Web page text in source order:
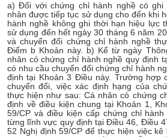
a) Đối với chứng chỉ hành nghề có
nhân được tiếp tục sử dụng cho đến khi
hành nghề không ghi thời hạn hiệu lực
sử dụng đến hết ngày 30 tháng 6 năm
và chuyển đổi chứng chỉ hành nghề
Điểm b Khoản này. b) Kể từ ngày
nhân có chứng chỉ hành nghề quy định
có nhu cầu chuyển đổi chứng chỉ hành
định tại Khoản 3 Điều này. Trường hợp
chuyển đổi, việc xác định hạng của
thực hiện như sau: Cá nhân có chứng
định về điều kiện chung tại Khoản 1,
59/CP và điều kiện cấp chứng chỉ
từng lĩnh vực quy định tại Điều 46, Điều
52 Nghị định 59/CP để thực hiện việc